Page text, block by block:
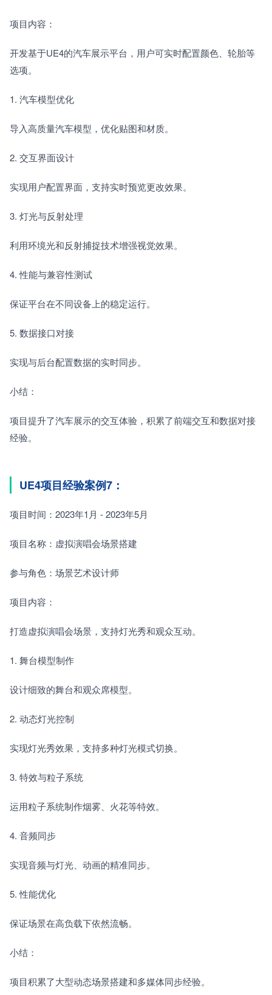
项目内容：
开发基于UE4的汽车展示平台，用户可实时配置颜色、轮胎等
选项。
1. 汽车模型优化
导入高质量汽车模型，优化贴图和材质。
2. 交互界面设计
实现用户配置界面，支持实时预览更改效果。
3. 灯光与反射处理
利用环境光和反射捕捉技术增强视觉效果。
4. 性能与兼容性测试
保证平台在不同设备上的稳定运行。
5. 数据接口对接
实现与后台配置数据的实时同步。
小结：
项目提升了汽车展示的交互体验，积累了前端交互和数据对接
经验。
UE4项目经验案例7：
项目时间：2023年1月 - 2023年5月
项目名称：虚拟演唱会场景搭建
参与角色：场景艺术设计师
项目内容：
打造虚拟演唱会场景，支持灯光秀和观众互动。
1. 舞台模型制作
设计细致的舞台和观众席模型。
2. 动态灯光控制
实现灯光秀效果，支持多种灯光模式切换。
3. 特效与粒子系统
运用粒子系统制作烟雾、火花等特效。
4. 音频同步
实现音频与灯光、动画的精准同步。
5. 性能优化
保证场景在高负载下依然流畅。
小结：
项目积累了大型动态场景搭建和多媒体同步经验。